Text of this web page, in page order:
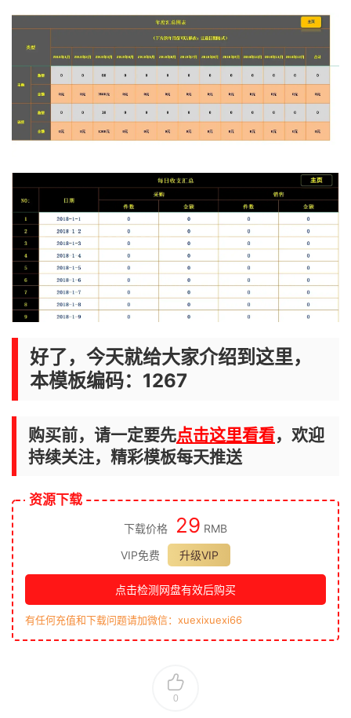
好了，今天就给大家介绍到这里，
本模板编码：1267
购买前，请一定要先点击这里看看，欢迎
持续关注，精彩模板每天推送
资源下载
下载价格 29 RMB
VIP免费
升级VIP
点击检测网盘有效后购买
有任何充值和下载问题请加微信：xuexixuexi66
0